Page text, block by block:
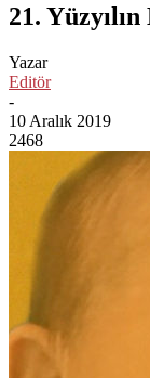
21.
Yazar
Editör
-
10 Aralık 2019
2468